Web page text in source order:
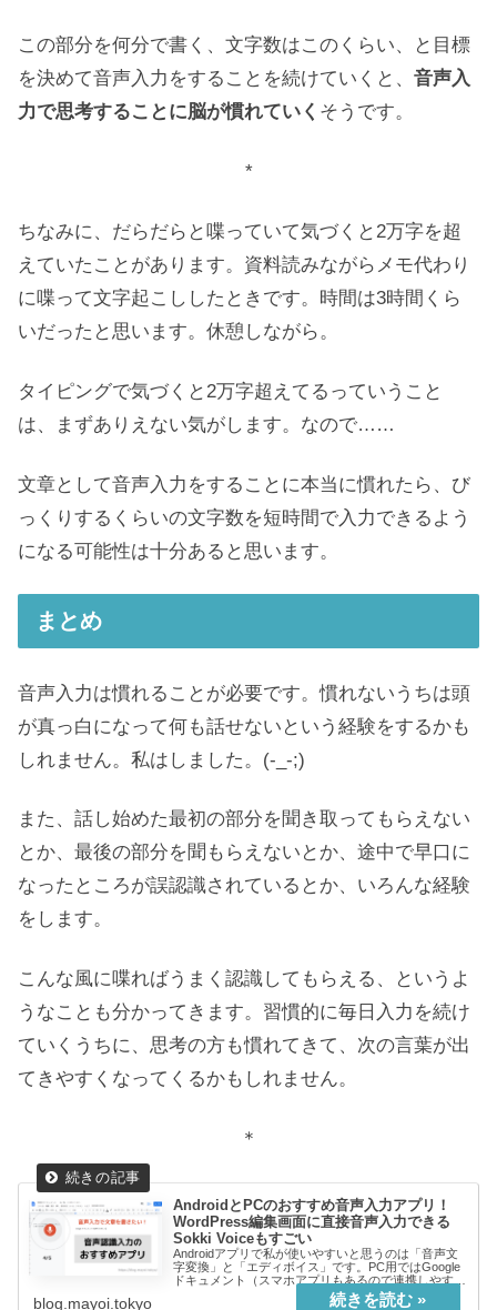
この部分を何分で書く、文字数はこのくらい、と目標
を決めて音声入力をすることを続けていくと、 音声入
力で思考することに脳が慣れていく そうです。
*
ちなみに、だらだらと喋っていて気づくと2万字を超
えていたことがあります。資料読みながらメモ代わり
に喋って文字起こししたときです。時間は3時間くら
いだったと思います。休憩しながら。
タイピングで気づくと2万字超えてるっていうこと
は、まずありえない気がします。なので……
文章として音声入力をすることに本当に慣れたら、び
っくりするくらいの文字数を短時間で入力できるよう
になる可能性は十分あると思います。
まとめ
音声入力は慣れることが必要です。慣れないうちは頭
が真っ白になって何も話せないという経験をするかも
しれません。私はしました。(-_-;)
また、話し始めた最初の部分を聞き取ってもらえない
とか、最後の部分を聞もらえないとか、途中で早口に
なったところが誤認識されているとか、いろんな経験
をします。
こんな風に喋ればうまく認識してもらえる、というよ
うなことも分かってきます。習慣的に毎日入力を続け
ていくうちに、思考の方も慣れてきて、次の言葉が出
てきやすくなってくるかもしれません。
＊
AndroidとPCのおすすめ音声入力アプリ！
WordPress編集画面に直接音声入力できる
Sokki Voiceもすごい
Androidアプリで私が使いやすいと思うのは「音声文
字変換」と「エディボイス」です。PC用ではGoogle
ドキュメント（スマホアプリもあるので連携しやす
い）、Windows用のSokki Voice がおすすめです。
blog.mayoi.tokyo